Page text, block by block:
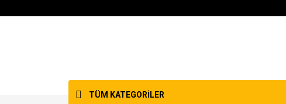
TÜM KATEGORİLER